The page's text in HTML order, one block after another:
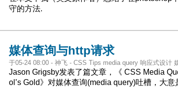
守的方法.
媒体查询与http请求
于05-24 08:00 - 神飞 - CSS Tips media query 响应式设计
Jason Grigsby发表了篇文章，《 CSS Media
ol’s Gold》对媒体查询(media query)吐槽，大意